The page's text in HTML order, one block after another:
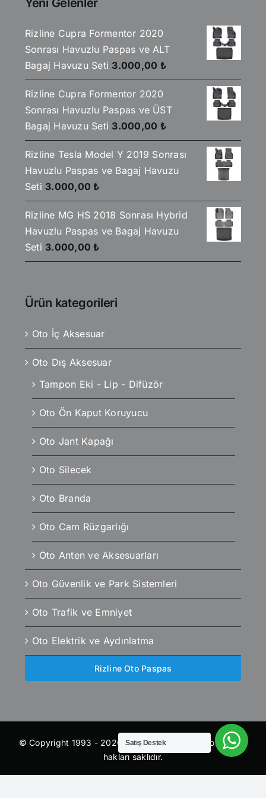
Rizline Cupra Formentor 2020
Sonrası Havuzlu Paspas ve ALT
Bagaj Havuzu Seti 3.000,00 ₺
Rizline Cupra Formentor 2020
Sonrası Havuzlu Paspas ve ÜST
Bagaj Havuzu Seti 3.000,00 ₺
Rizline Tesla Model Y 2019 Sonrası
Havuzlu Paspas ve Bagaj Havuzu
Seti 3.000,00 ₺
Rizline MG HS 2018 Sonrası Hybrid
Havuzlu Paspas ve Bagaj Havuzu
Seti 3.000,00 ₺
Ürün kategorileri
Oto İç Aksesuar
Oto Dış Aksesuar
Tampon Eki - Lip - Difüzör
Oto Ön Kaput Koruyucu
Oto Jant Kapağı
Oto Silecek
Oto Branda
Oto Cam Rüzgarlığı
Oto Anten ve Aksesuarları
Oto Güvenlik ve Park Sistemleri
Oto Trafik ve Emniyet
Oto Elektrik ve Aydınlatma
Rizline Oto Paspas
© Copyright 1993 - 2026 | otoaksesuaroutlet.com | Tüm
hakları saklıdır.
Satış Destek